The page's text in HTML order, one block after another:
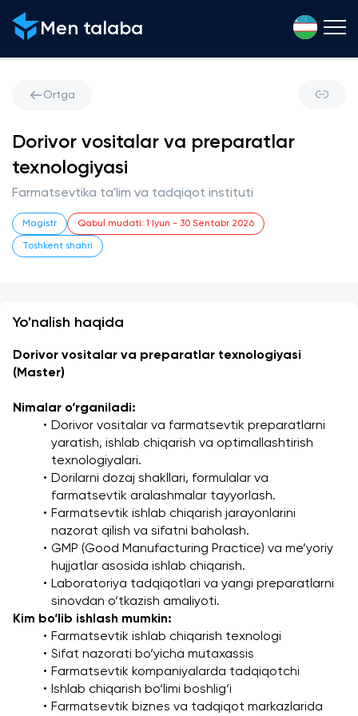
Men talaba
Ortga
Dorivor vositalar va preparatlar
texnologiyasi
Farmatsevtika ta'lim va tadqiqot instituti
Magistr Qabul mudati: 1 Iyun - 30 Sentabr 2026
Toshkent shahri
Yo'nalish haqida
Dorivor vositalar va preparatlar texnologiyasi
(Master)
Nimalar o‘rganiladi:
Dorivor vositalar va farmatsevtik preparatlarni
yaratish, ishlab chiqarish va optimallashtirish
texnologiyalari.
Dorilarni dozaj shakllari, formulalar va
farmatsevtik aralashmalar tayyorlash.
Farmatsevtik ishlab chiqarish jarayonlarini
nazorat qilish va sifatni baholash.
GMP (Good Manufacturing Practice) va me’yoriy
hujjatlar asosida ishlab chiqarish.
Laboratoriya tadqiqotlari va yangi preparatlarni
sinovdan o‘tkazish amaliyoti.
Kim bo‘lib ishlash mumkin:
Farmatsevtik ishlab chiqarish texnologi
Sifat nazorati bo‘yicha mutaxassis
Farmatsevtik kompaniyalarda tadqiqotchi
Ishlab chiqarish bo‘limi boshlig‘i
Farmatsevtik biznes va tadqiqot markazlarida